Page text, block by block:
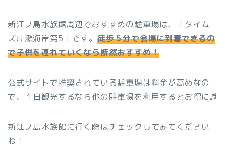
新江ノ島水族館周辺でおすすめの駐車場は、「タイム
ズ片瀬海岸第5」です。 徒歩５分で会場に到着できるの
で子供を連れていくなら断然おすすめ！
公式サイトで推奨されている駐車場は料金が高めなの
で、１日観光するなら他の駐車場を利用するとお得に♬
新江ノ島水族館に行く際はチェックしてみてください
ね！